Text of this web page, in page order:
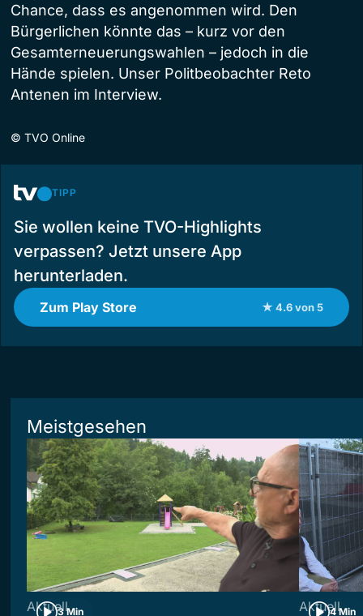
Chance, dass es angenommen wird. Den
Bürgerlichen könnte das – kurz vor den
Gesamterneuerungswahlen – jedoch in die
Hände spielen. Unser Politbeobachter Reto
Antenen im Interview.
© TVO Online
TIPP
Sie wollen keine TVO-Highlights
verpassen? Jetzt unsere App
herunterladen.
Zum Play Store ★ 4.6 von 5
Meistgesehen
3 Min
Aktuell 4 Min
Aktuell